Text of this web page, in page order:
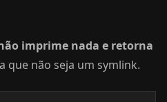
imprime nada e retorna
que não seja um symlink.